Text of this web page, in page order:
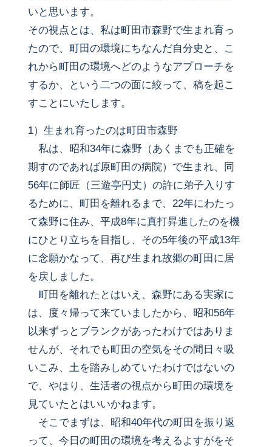
いと思います。
その視点とは、私は町田市森野で生まれ育っ
たので、町田の環境にちなんだ自分史と、こ
れから町田の環境へどのようなアプローチを
するか、という二つの面に絞って、稿を起こ
すことにいたします。
1）生まれ育ったのは町田市森野
私は、昭和34年に森野（あくまでも正確を
期すのであれば原町田の病院）で生まれ、同
56年に師匠（三遊亭円丈）の許に弟子入りす
るために、町田を離れるまで、22年にわたっ
て森野に住み、平成8年に真打昇進したのを機
にひとり立ちを目指し、その5年後の平成13年
に念願かなって、再び生まれ故郷の町田に居
を戻しました。
町田を離れたとはいえ、森野にある実家に
は、度々帰って来ていましたから、昭和56年
以来ずっとブランクがあったわけではありま
せんが、それでも町田の空気をその間日々吸
いこみ、土を踏みしめていたわけではないの
で、やはり、生活者の視点から町田の環境を
見ていたとはいいかねます。
そこでまずは、昭和40年代の町田を振り返
って、今日の町田の環境を考えるよすがをそ